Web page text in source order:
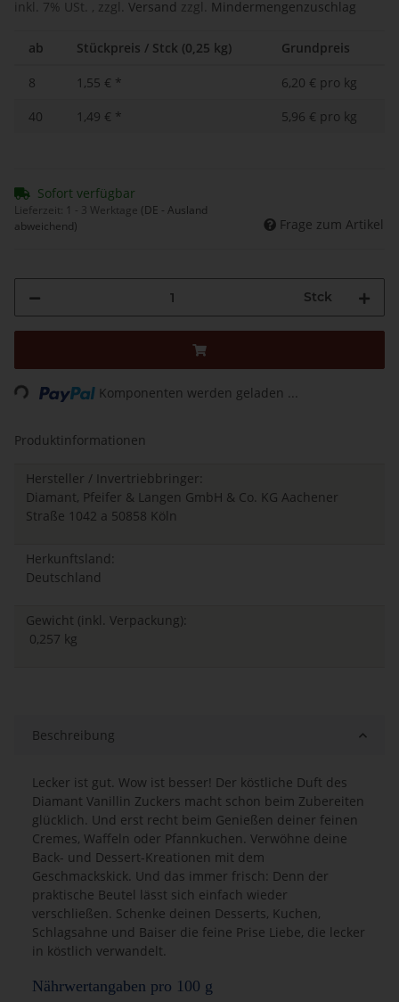
inkl. 7% USt. , zzgl. Versand zzgl. Mindermengenzuschlag
ab Stückpreis / Stck (0,25 kg) Grundpreis
8 1,55 € *
6,20 € pro kg
40
1,49 € * 5,96 € pro kg
Sofort verfügbar
Lieferzeit: 1 - 3 Werktage (DE - Ausland
abweichend)
Frage zum Artikel
Stck
Loading... Komponenten werden geladen ...
Produktinformationen
Hersteller / Invertriebbringer:
Diamant, Pfeifer & Langen GmbH & Co. KG Aachener
Straße 1042 a 50858 Köln
Herkunftsland:
Deutschland
Gewicht (inkl. Verpackung):
0,257 kg
Beschreibung
Lecker ist gut. Wow ist besser! Der köstliche Duft des
Diamant Vanillin Zuckers macht schon beim Zubereiten
glücklich. Und erst recht beim Genießen deiner feinen
Cremes, Waffeln oder Pfannkuchen. Verwöhne deine
Back- und Dessert-Kreationen mit dem
Geschmackskick. Und das immer frisch: Denn der
praktische Beutel lässt sich einfach wieder
verschließen. Schenke deinen Desserts, Kuchen,
Schlagsahne und Baiser die feine Prise Liebe, die lecker
in köstlich verwandelt.
Nährwertangaben pro 100 g